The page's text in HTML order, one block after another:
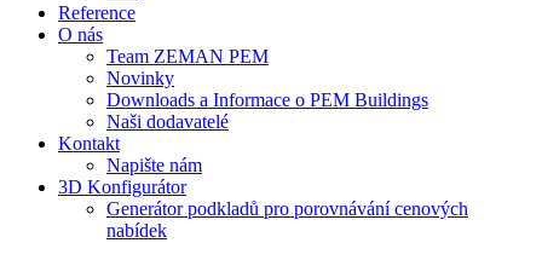
Reference
O nás
Team ZEMAN PEM
Novinky
Downloads a Informace o PEM Buildings
Naši dodavatelé
Kontakt
Napište nám
3D Konfigurátor
Generátor podkladů pro porovnávání cenových
nabídek